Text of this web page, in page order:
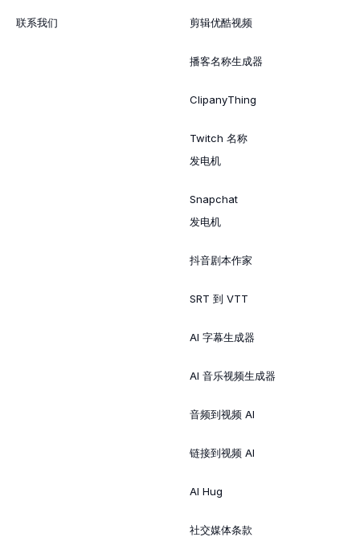
联系我们 剪辑优酷视频
播客名称生成器
ClipanyThing
Twitch 名称
发电机
Snapchat
发电机
抖音剧本作家
SRT 到 VTT
AI 字幕生成器
AI 音乐视频生成器
音频到视频 AI
链接到视频 AI
AI Hug
社交媒体条款